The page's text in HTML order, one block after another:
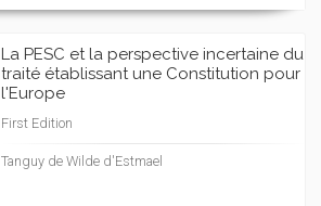
La PESC et la perspective incertaine du
traité établissant une Constitution pour
l'Europe
First Edition
Tanguy de Wilde d'Estmael